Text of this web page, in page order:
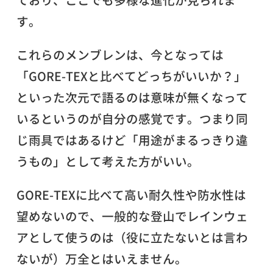
す。
これらのメンブレンは、今となっては
「GORE-TEXと比べてどっちがいいか？」
といった次元で語るのは意味が無くなって
いるというのが自分の感覚です。つまり同
じ雨具ではあるけど「用途がまるっきり違
うもの」として考えた方がいい。
GORE-TEXに比べて高い耐久性や防水性は
望めないので、一般的な登山でレインウェ
アとして使うのは（役に立たないとは言わ
ないが）万全とはいえません。